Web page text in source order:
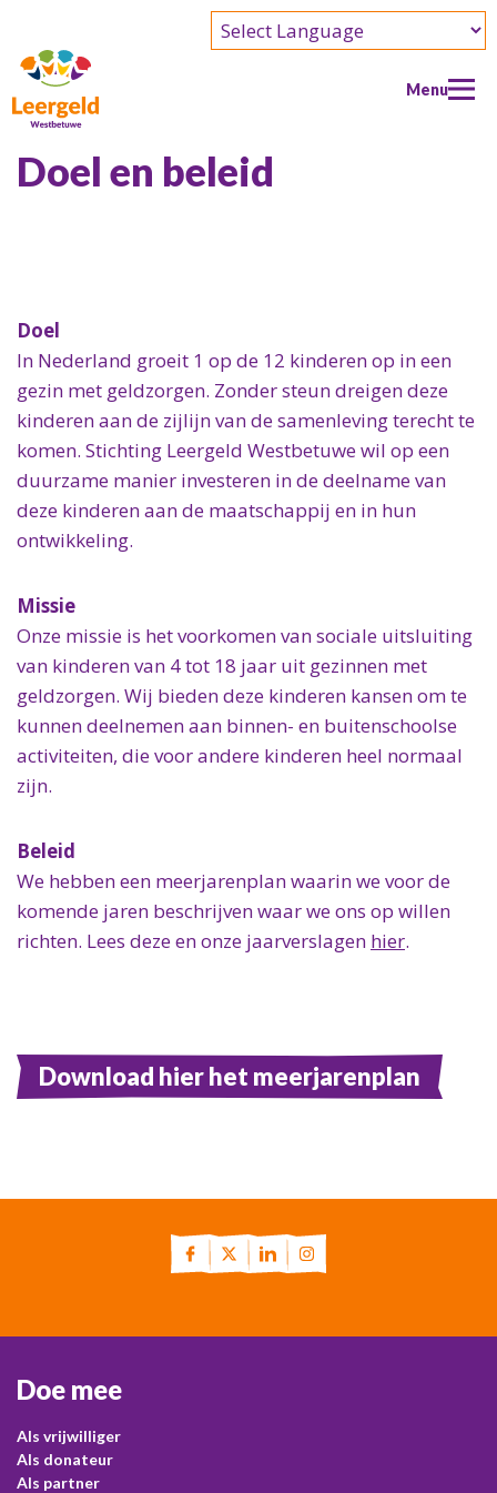
Powered by
Wie kan er een aanvraag doen
Wat kun je aanvragen
Doe een aanvraag
Efteling 2026-2027
Doe mee
Als vrijwilliger
Als donateur
Als partner
Over ons
Doel en beleid
Wie zijn wij?
Verslagen
Contact
Menu
Doel en beleid
Doel
In Nederland groeit 1 op de 12 kinderen op in een
gezin met geldzorgen. Zonder steun dreigen deze
kinderen aan de zijlijn van de samenleving terecht te
komen. Stichting Leergeld Westbetuwe wil op een
duurzame manier investeren in de deelname van
deze kinderen aan de maatschappij en in hun
ontwikkeling.
Missie
Onze missie is het voorkomen van sociale uitsluiting
van kinderen van 4 tot 18 jaar uit gezinnen met
geldzorgen. Wij bieden deze kinderen kansen om te
kunnen deelnemen aan binnen- en buitenschoolse
activiteiten, die voor andere kinderen heel normaal
zijn.
Beleid
We hebben een meerjarenplan waarin we voor de
komende jaren beschrijven waar we ons op willen
richten. Lees deze en onze jaarverslagen hier.
Download hier het meerjarenplan
Doe mee
Als vrijwilliger
Als donateur
Als partner